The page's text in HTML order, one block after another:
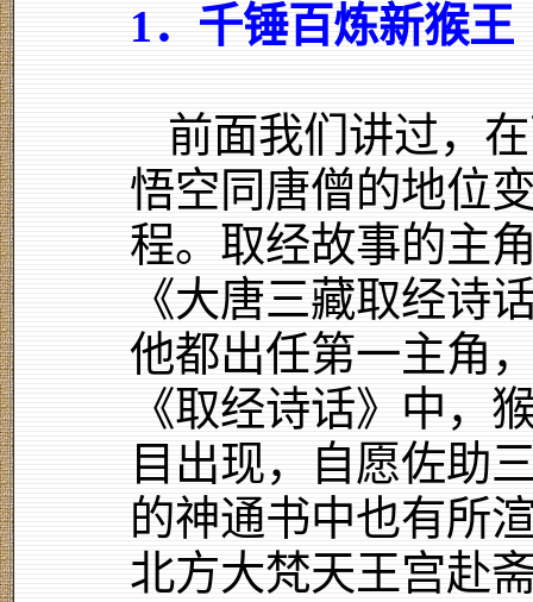
1．千锤百炼新猴王
前面我们讲过，
悟空同唐僧的地位
程。取经故事的主
《大唐三藏取经诗
他都出任第一主角
《取经诗话》中，
目出现，自愿佐助
的神通书中也有所
北方大梵天王宫赴